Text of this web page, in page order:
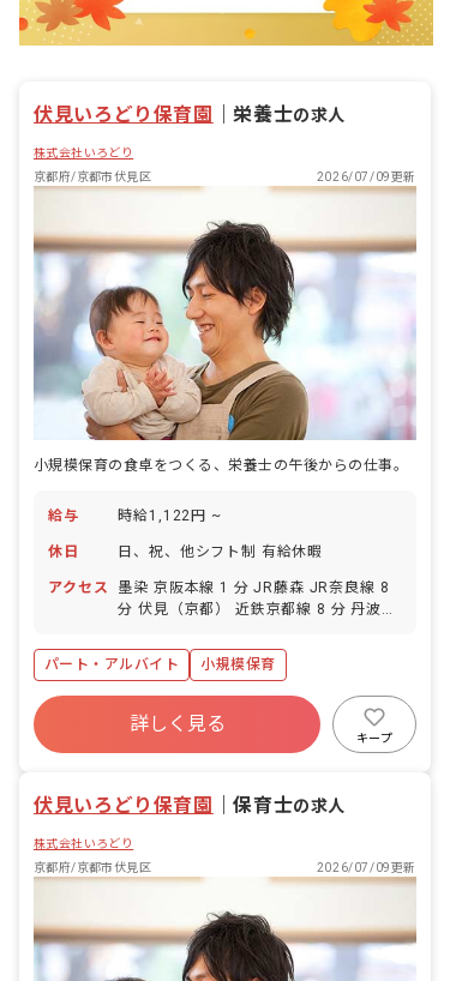
伏見いろどり保育園 栄養士の求人
株式会社いろどり
京都府/京都市伏見区
2026/07/09更新
小規模保育の食卓をつくる、栄養士の午後からの仕事。
給与 時給1,122円 ~
休日 日、祝、他シフト制 有給休暇
アクセス
墨染 京阪本線 1 分 JR藤森 JR奈良線 8
分 伏見（京都） 近鉄京都線 8 分 丹波橋
パート・アルバイト
小規模保育
詳しく見る
キープ
伏見いろどり保育園 ｜保育士の求人
株式会社いろどり
京都府/京都市伏見区
2026/07/09更新